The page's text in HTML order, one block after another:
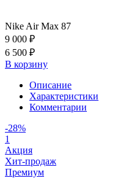
Nike Air Max 87
9 000 ₽
6 500 ₽
В корзину
Описание
Характеристики
Комментарии
-28%
1
Акция
Хит-продаж
Премиум